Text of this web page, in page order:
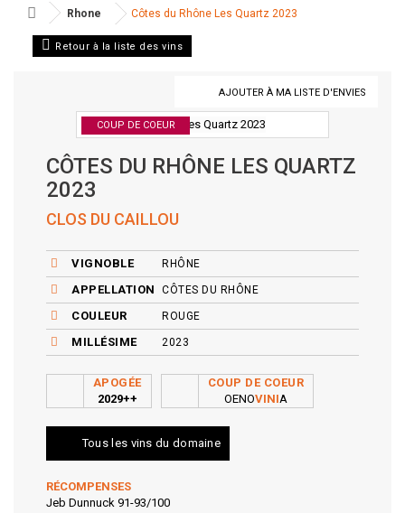
Rhone Côtes du Rhône Les Quartz 2023
AJOUTER À MA LISTE D'ENVIES
Retour à la liste des vins
COUP DE COEUR
CÔTES DU RHÔNE LES QUARTZ
2023
CLOS DU CAILLOU
VIGNOBLE RHÔNE
APPELLATION CÔTES DU RHÔNE
COULEUR ROUGE
MILLÉSIME 2023
APOGÉE
2029++
COUP DE COEUR
OENOVINIA
Tous les vins du domaine
RÉCOMPENSES
Jeb Dunnuck 91-93/100